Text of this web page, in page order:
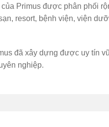
Primus được phân phối
resort, bệnh viện, viện
đã xây dựng được uy tín
nghiệp.